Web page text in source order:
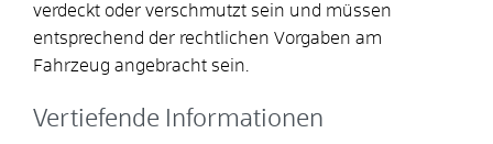
verdeckt oder verschmutzt sein und müssen
entsprechend der rechtlichen Vorgaben am
Fahrzeug angebracht sein.
Vertiefende Informationen